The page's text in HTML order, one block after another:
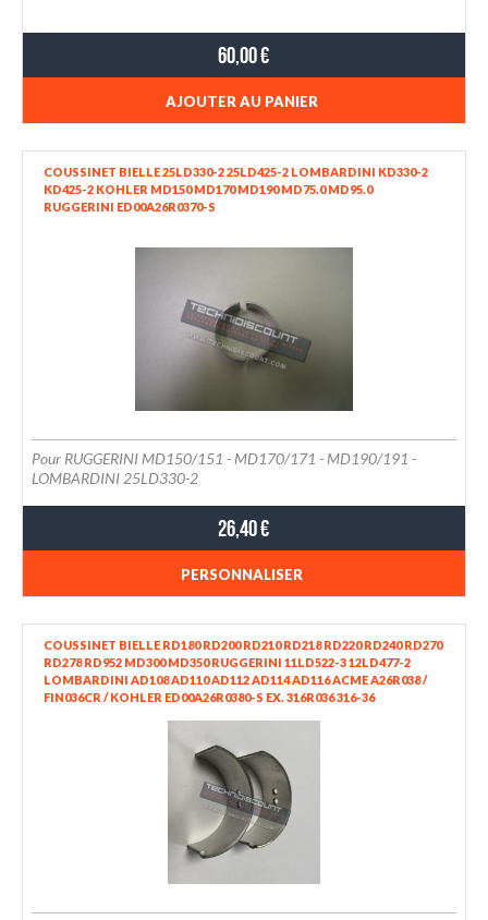
60,00 €
AJOUTER AU PANIER
COUSSINET BIELLE 25LD330-2 25LD425-2 LOMBARDINI KD330-2
KD425-2 KOHLER MD150 MD170 MD190 MD75.0 MD95.0
RUGGERINI ED00A26R0370-S
Pour RUGGERINI MD150/151 - MD170/171 - MD190/191 -
LOMBARDINI 25LD330-2
26,40 €
PERSONNALISER
COUSSINET BIELLE RD180 RD200 RD210 RD218 RD220 RD240 RD270
RD278 RD952 MD300 MD350 RUGGERINI 11LD522-3 12LD477-2
LOMBARDINI AD108 AD110 AD112 AD114 AD116 ACME A26R038 /
FIN036CR / KOHLER ED00A26R0380-S EX. 316R036 316-36